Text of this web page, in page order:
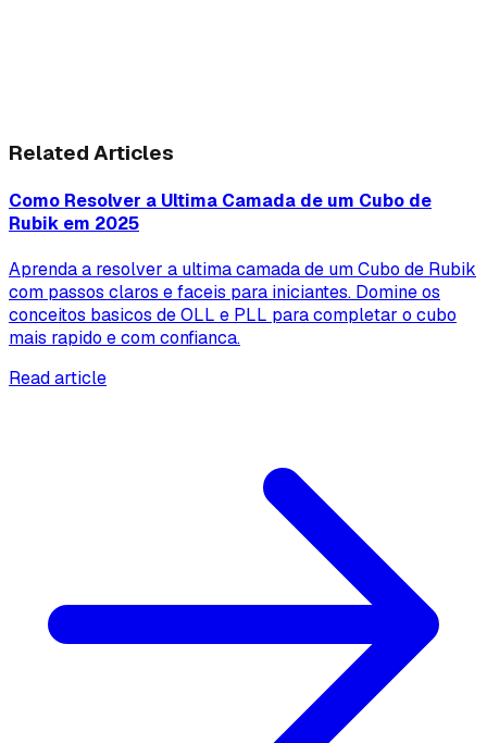
Related Articles
Como Resolver a Ultima Camada de um Cubo de
Rubik em 2025
Aprenda a resolver a ultima camada de um Cubo de Rubik
com passos claros e faceis para iniciantes. Domine os
conceitos basicos de OLL e PLL para completar o cubo
mais rapido e com confianca.
Read article